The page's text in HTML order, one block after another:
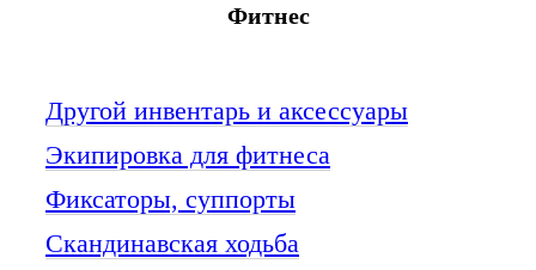
Фитнес
Другой инвентарь и аксессуары
Экипировка для фитнеса
Фиксаторы, суппорты
Скандинавская ходьба